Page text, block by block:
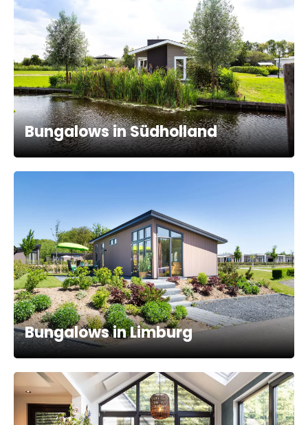
Bungalows in Südholland
Bungalows in Limburg